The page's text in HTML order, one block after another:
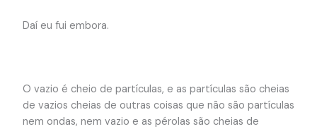
Daí eu fui embora.
O vazio é cheio de partículas, e as partículas são cheias
de vazios cheias de outras coisas que não são partículas
nem ondas, nem vazio e as pérolas são cheias de